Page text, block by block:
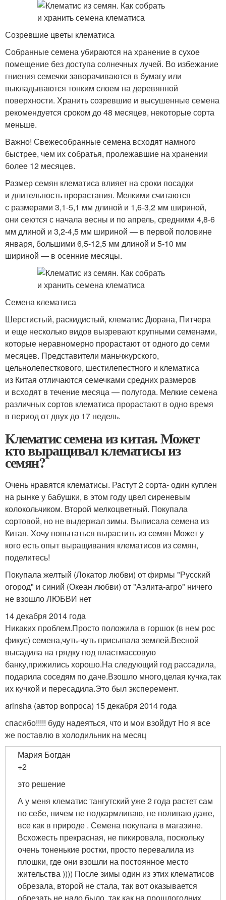
Созревшие цветы клематиса
Собранные семена убираются на хранение в сухое
помещение без доступа солнечных лучей. Во избежание
гниения семечки заворачиваются в бумагу или
выкладываются тонким слоем на деревянной
поверхности. Хранить созревшие и высушенные семена
рекомендуется сроком до 48 месяцев, некоторые сорта
меньше.
Важно! Свежесобранные семена всходят намного
быстрее, чем их собратья, пролежавшие на хранении
более 12 месяцев.
Размер семян клематиса влияет на сроки посадки
и длительность прорастания. Мелкими считаются
с размерами 3,1-5,1 мм длиной и 1,6-3,2 мм шириной,
они сеются с начала весны и по апрель, средними 4,8-6
мм длиной и 3,2-4,5 мм шириной — в первой половине
января, большими 6,5-12,5 мм длиной и 5-10 мм
шириной — в осенние месяцы.
Семена клематиса
Шерстистый, раскидистый, клематис Дюрана, Питчера
и еще несколько видов вызревают крупными семенами,
которые неравномерно прорастают от одного до семи
месяцев. Представители маньчжурского,
цельнолепесткового, шестилепестного и клематиса
из Китая отличаются семечками средних размеров
и всходят в течение месяца — полугода. Мелкие семена
различных сортов клематиса прорастают в одно время
в период от двух до 17 недель.
Клематис семена из китая. Может
кто выращивал клематисы из
семян?
Очень нравятся клематисы. Растут 2 сорта- один куплен
на рынке у бабушки, в этом году цвел сиреневым
колокольчиком. Второй мелкоцветный. Покупала
сортовой, но не выдержал зимы. Выписала семена из
Китая. Хочу попытаться вырастить из семян Может у
кого есть опыт выращивания клематисов из семян,
поделитесь!
Покупала желтый (Локатор любви) от фирмы "Русский
огород" и синий (Океан любви) от "Аэлита-агро" ничего
не взошло ЛЮБВИ нет
14 декабря 2014 года
Никаких проблем.Просто положила в горшок (в нем рос
фикус) семена,чуть-чуть присыпала землей.Весной
высадила на грядку под пластмассовую
банку,прижились хорошо.На следующий год рассадила,
подарила соседям по даче.Взошло много,целая кучка,так
их кучкой и пересадила.Это был эксперемент.
arinsha (автор вопроса) 15 декабря 2014 года
спасибо!!!!! буду надеяться, что и мои взойдут Но я все
же поставлю в холодильник на месяц
Мария Богдан
+2
это решение
А у меня клематис тангутский уже 2 года растет сам
по себе, ничем не подкармливаю, не поливаю даже,
все как в природе . Семена покупала в магазине.
Всхожесть прекрасная, не пикировала, поскольку
очень тоненькие ростки, просто перевалила из
плошки, где они взошли на постоянное место
жительства )))) После зимы один из этих клематисов
обрезала, второй не стала, так вот оказывается